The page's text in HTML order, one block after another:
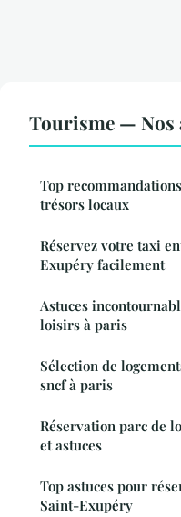
Tourisme — Nos
Top
trésors locaux
Réservez votre taxi
Exupéry facilement
Astuces
loisirs à paris
Sélection de
sncf à paris
Réservation parc de
et astuces
Top astuces pour
Saint-Exupéry